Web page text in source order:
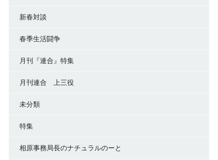
新春対談
春季生活闘争
月刊『連合』特集
月刊連合 上三役
未分類
特集
相原事務局長のナチュラルのーと